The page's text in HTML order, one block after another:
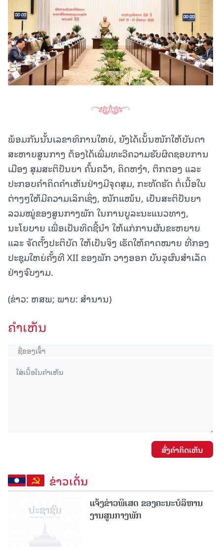
ພ້ອມກັນນັ້ນເລຂາທິການໃຫຍ່, ຍັງໄດ້ເນັ້ນໜັກໃຫ້ບັນດາ
ສະຫາຍສູນກາງ ຕ້ອງໄດ້ເພີ່ມທະວີຄວາມຮັບຜິດຊອບການ
ເມືອງ ສຸມສະຕິປັນຍາ ຄົ້ນຄວ້າ, ຄິດຫງໍາ, ຕຶກຕອງ ແລະ
ປະກອບຄຳຄິດຄຳເຫັນຢ່າງມີຈຸດສຸມ, ກະທັດຮັດ ຕໍ່ເນື້ອໃນ
ຕ່າງໆໃຫ້ມີຄວາມເລິກເຊິ່ງ, ໜັກແໜ້ນ, ເປັນສະຕິປັນຍາ
ລວມໝູ່ຂອງສູນກາງພັກ ໃນການບູລະນະແນວທາງ,
ນະໂຍບາຍ ເພື່ອເປັນທິດຊີ້ນໍາ ໃຫ້ແກ່ການຜັນຂະຫຍາຍ
ແລະ ຈັດຕັ້ງປະຕິບັດ ໃຫ້ເປັນຈິງ ເຮັດໃຫ້ຄາດໝາຍ ທີ່ກອງ
ປະຊຸມໃຫຍ່ຄັ້ງທີ XII ຂອງພັກ ວາງອອກ ບັນລຸຜົນສໍາເລັດ
ຢ່າງຈົບງາມ.
(ຂ່າວ: ຫສພ; ພາບ: ສຳນານ)
ຄໍາເຫັນ
ສົ່ງຄໍາຄິດເຫັນ
ຂ່າວເດັ່ນ
ແຈ້ງຂ່າວພິເສດ ຂອງຄະນະບໍລິຫານ
ງານສູນກາງພັກ